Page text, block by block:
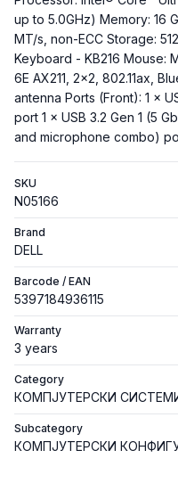
up to 5.0GHz) Memory: 16
MT/s, non-ECC Storage:
Keyboard - KB216 Mouse:
6E AX211, 2x2, 802.11ax,
antenna Ports (Front): 1 ×
port 1 × USB 3.2 Gen 1 (5
and microphone combo)
SKU
N05166
Brand
DELL
Barcode / EAN
5397184936115
Warranty
3 years
Category
КОМПЈУТЕРСКИ
Subcategory
КОМПЈУТЕРСКИ